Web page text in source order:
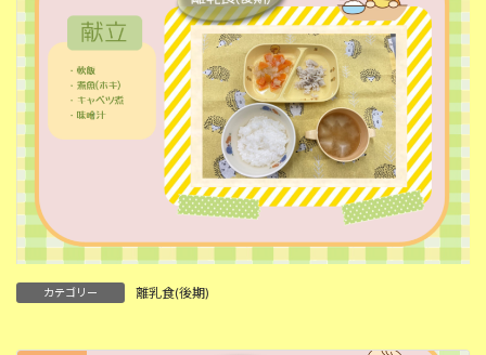
カテゴリー 離乳食(後期)